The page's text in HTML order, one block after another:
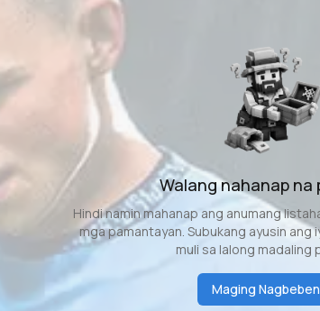
Walang nahanap na
Hindi namin mahanap ang anumang
mga pamantayan. Subukang ayusin ang
muli sa lalong madaling
Maging